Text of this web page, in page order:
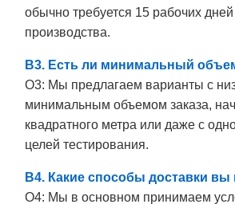
обычно требуется 15 рабочих
производства.
В3. Есть ли минимальный
О3: Мы предлагаем варианты с
минимальным объемом заказа,
квадратного метра или даже с
целей тестирования.
В4. Какие способы доставки вы
О4: Мы в основном принимаем